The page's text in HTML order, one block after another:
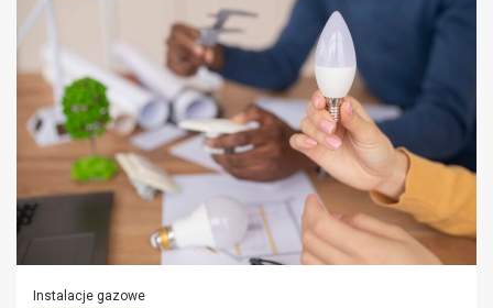
Instalacje gazowe